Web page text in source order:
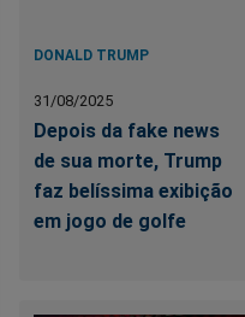
DONALD TRUMP
31/08/2025
Depois da fake news
de sua morte, Trump
faz belíssima exibição
em jogo de golfe